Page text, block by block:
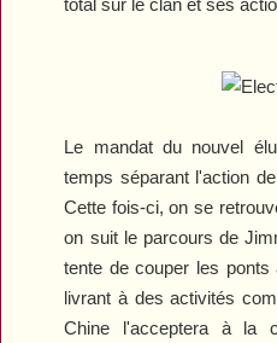
total sur le clan et ses
Le mandat du nouvel
temps séparant l'action de
Cette fois-ci, on se
on suit le parcours de
tente de couper les
livrant à des activités
Chine l'acceptera à la